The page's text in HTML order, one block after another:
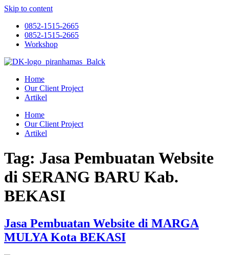
Skip to content
0852-1515-2665
0852-1515-2665
Workshop
Home
Our Client Project
Artikel
Home
Our Client Project
Artikel
Tag: Jasa Pembuatan Website
di SERANG BARU Kab.
BEKASI
Jasa Pembuatan Website di MARGA
MULYA Kota BEKASI